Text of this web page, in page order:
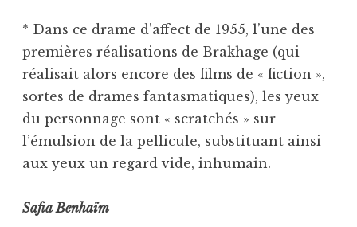
* Dans ce drame d’affect de 1955, l’une des
premières réalisations de Brakhage (qui
réalisait alors encore des films de « fiction »,
sortes de drames fantasmatiques), les yeux
du personnage sont « scratchés » sur
l’émulsion de la pellicule, substituant ainsi
aux yeux un regard vide, inhumain.
Safia Benhaïm